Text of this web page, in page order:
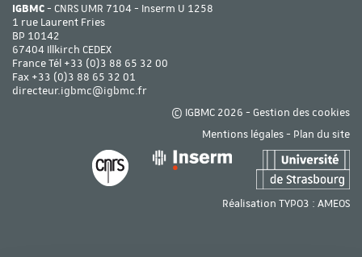
IGBMC- CNRS UMR 7104 - Inserm U 1258
1 rue Laurent Fries
BP 10142
67404 Illkirch CEDEX
France Tél +33 (0)3 88 65 32 00
Fax +33 (0)3 88 65 32 01
directeur.igbmc@igbmc.fr
© IGBMC 2026 - Gestion des cookies
Mentions légales- Plan du site
Réalisation TYPO3 : AMEOS